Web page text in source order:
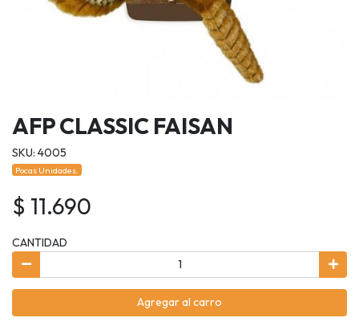
AFP CLASSIC FAISAN
SKU: 4005
Pocas Unidades.
$ 11.690
CANTIDAD
Agregar al carro